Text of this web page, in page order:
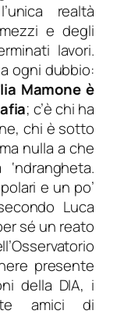
realtà
e degli
lavori.
ogni dubbio:
Mamone è
; c’è chi ha
chi è sotto
nulla a che
e un po’
Luca
sé un reato
presente
della DIA, i
amici di